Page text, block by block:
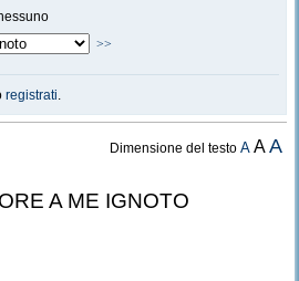
>>
registrati.
Dimensione del testoA AA
A ME IGNOTO